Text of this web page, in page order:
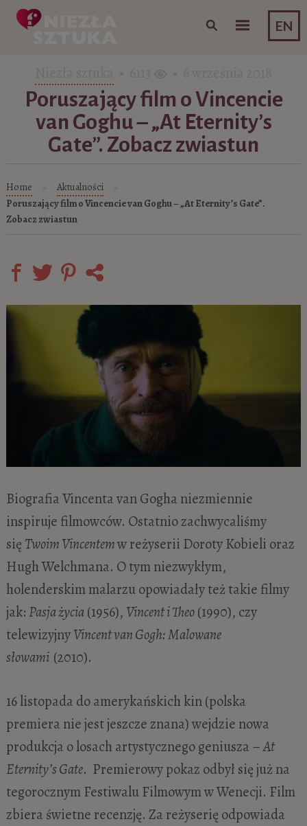
EN
Skip to content
Poruszający film o Vincencie
van Goghu – „At Eternity’s
Gate”. Zobacz zwiastun
Home Aktualności
Poruszający film o Vincencie van Goghu – „At Eternity’s Gate”.
Zobacz zwiastun
Biografia Vincenta van Gogha niezmiennie
inspiruje filmowców. Ostatnio zachwycaliśmy
się Twoim Vincentemw reżyserii Doroty Kobieli oraz
Hugh Welchmana. O tym niezwykłym,
holenderskim malarzu opowiadały też takie filmy
jak: Pasja życia(1956), Vincent i Theo(1990), czy
telewizyjnyVincent van Gogh: Malowane
słowami (2010).
16 listopada do amerykańskich kin (polska
premiera nie jest jeszcze znana) wejdzie nowa
produkcja o losach artystycznego geniusza –At
Eternity’s Gate. Premierowy pokaz odbył się już na
tegorocznym Festiwalu Filmowym w Wenecji. Film
zbiera świetne recenzję. Za reżyserię odpowiada